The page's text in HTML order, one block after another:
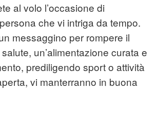
al volo l’occasione di
che vi intriga da tempo.
messaggino per rompere il
un’alimentazione curata e
prediligendo sport o attività
vi manterranno in buona